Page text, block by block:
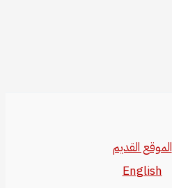
الموقع القديم
English